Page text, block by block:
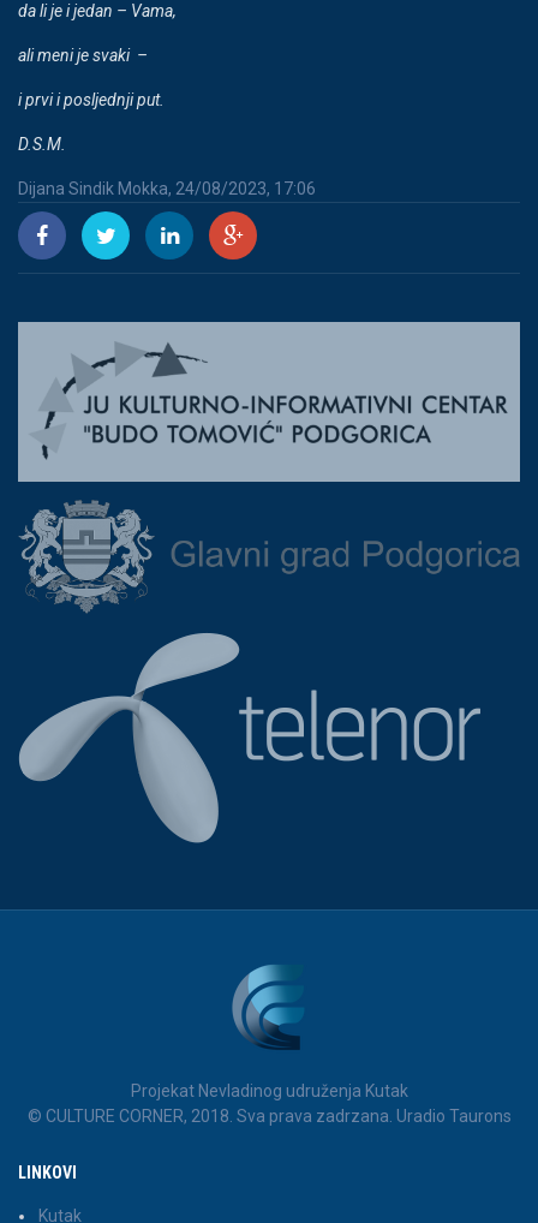
da li je i jedan – Vama,
ali meni je svaki –
i prvi i posljednji put.
D.S.M.
Dijana Sindik Mokka, 24/08/2023, 17:06
Projekat Nevladinog udruženja Kutak
© CULTURE CORNER, 2018. Sva prava zadrzana. Uradio Taurons
LINKOVI
Kutak